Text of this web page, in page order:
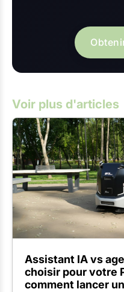
Voir plus d'articles
Assistant IA vs
choisir pour votre
comment lancer